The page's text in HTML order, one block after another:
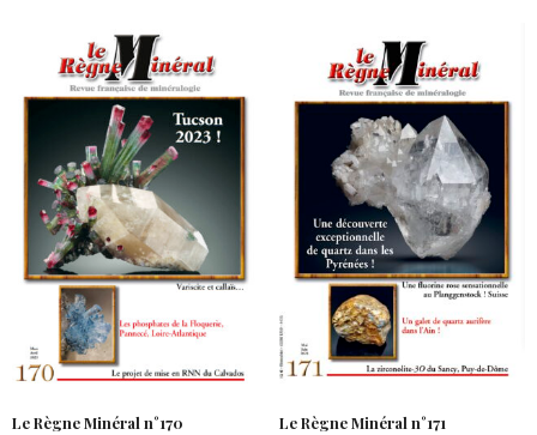
Le Règne Minéral n°170 Le Règne Minéral n°171